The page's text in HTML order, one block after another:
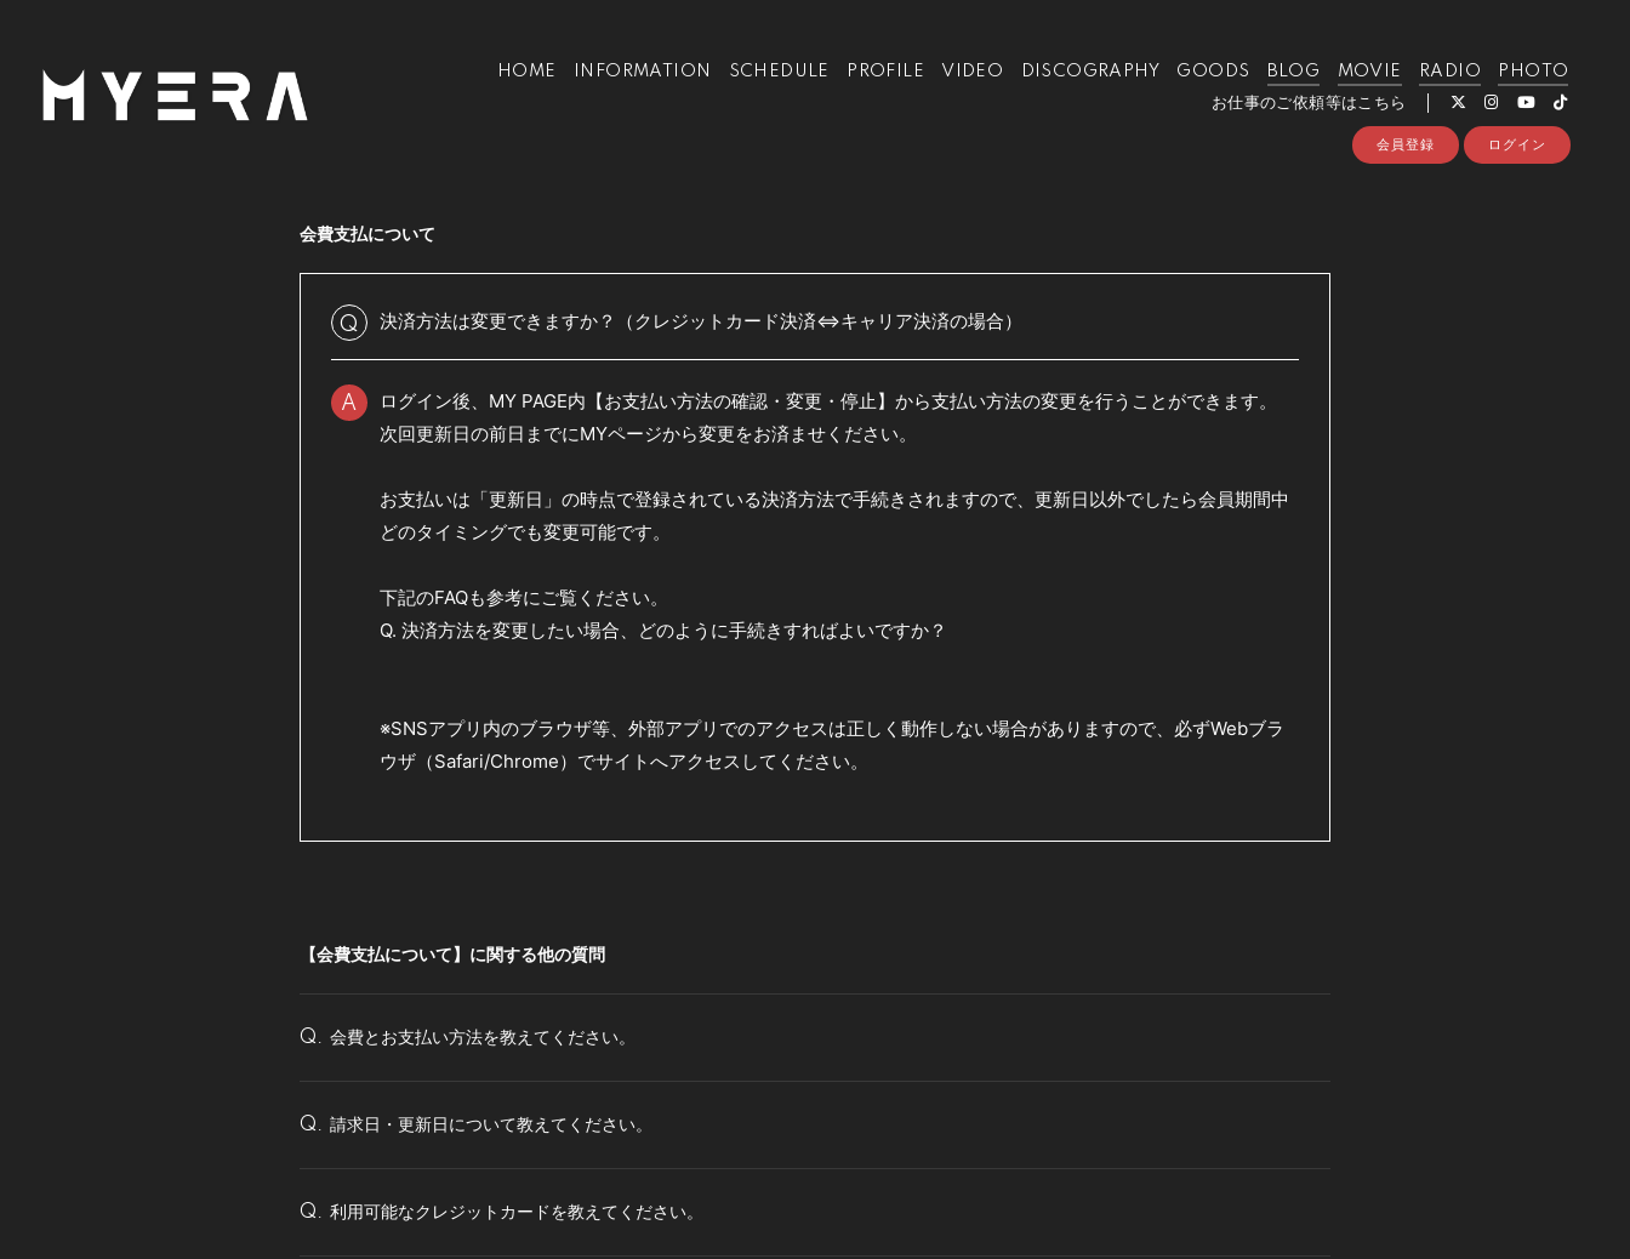
HOME INFORMATION SCHEDULE PROFILE VIDEO DISCOGRAPHY GOODS BLOG MOVIE RADIO
PHOTO
お仕事のご依頼等はこちら
会員登録 ログイン
会費支払について
Q 決済方法は変更できますか？（クレジットカード決済⇔キャリア決済の場合）
A
ログイン後、MY PAGE内【お支払い方法の確認・変更・停止】から支払い方法の変更を行うことができます。
次回更新日の前日までにMYページから変更をお済ませください。
お支払いは「更新日」の時点で登録されている決済方法で手続きされますので、更新日以外でしたら会員期間中
どのタイミングでも変更可能です。
下記のFAQも参考にご覧ください。
Q. 決済方法を変更したい場合、どのように手続きすればよいですか？
※SNSアプリ内のブラウザ等、外部アプリでのアクセスは正しく動作しない場合がありますので、必ずWebブラ
ウザ（Safari/Chrome）でサイトへアクセスしてください。
【会費支払について】に関する他の質問
Q. 会費とお支払い方法を教えてください。
Q. 請求日・更新日について教えてください。
Q. 利用可能なクレジットカードを教えてください。